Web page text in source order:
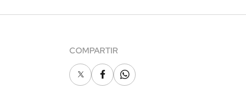
COMPARTIR
X FacebookWhatsapp